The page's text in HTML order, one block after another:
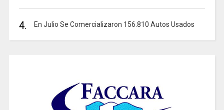
4. En Julio Se Comercializaron 156.810 Autos Usados